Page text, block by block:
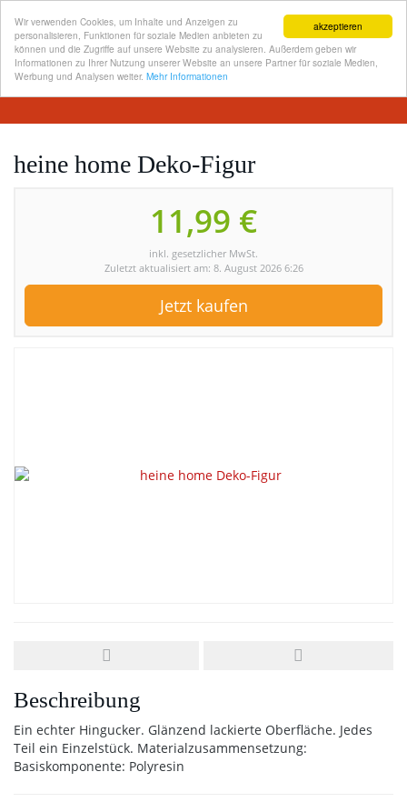
akzeptieren
Wir verwenden Cookies, um Inhalte und Anzeigen zu
personalisieren, Funktionen für soziale Medien anbieten zu
können und die Zugriffe auf unsere Website zu analysieren. Außerdem geben wir
Informationen zu Ihrer Nutzung unserer Website an unsere Partner für soziale Medien,
Werbung und Analysen weiter. Mehr Informationen
Skip
content
heine home Deko-Figur
11,99 €
inkl. gesetzlicher MwSt.
Zuletzt aktualisiert am: 8. August 2026 6:26
Jetzt kaufen
Beschreibung
Ein echter Hingucker. Glänzend lackierte Oberfläche. Jedes
Teil ein Einzelstück. Materialzusammensetzung:
Basiskomponente: Polyresin